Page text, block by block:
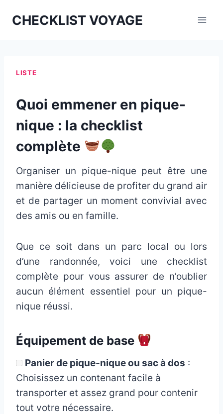
CHECKLIST VOYAGE
LISTE
Quoi emmener en pique-
nique : la checklist
complète
Organiser un pique-nique peut être une
manière délicieuse de profiter du grand air
et de partager un moment convivial avec
des amis ou en famille.
Que ce soit dans un parc local ou lors
d’une randonnée, voici une checklist
complète pour vous assurer de n’oublier
aucun élément essentiel pour un pique-
nique réussi.
Équipement de base
Panier de pique-nique ou sac à dos :
Choisissez un contenant facile à
transporter et assez grand pour contenir
tout votre nécessaire.